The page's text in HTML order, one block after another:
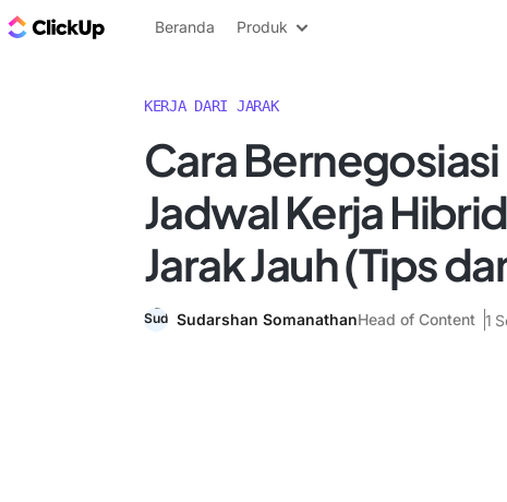
Blog ClickUp
Beranda Produk
KERJA DARI JARAK
Cara
Jadwal Kerja
Jarak Jauh (Tips
Sudarshan SomanathanHead of Content 1